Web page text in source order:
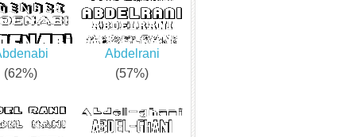
(62%)
Abdelrani
(57%)